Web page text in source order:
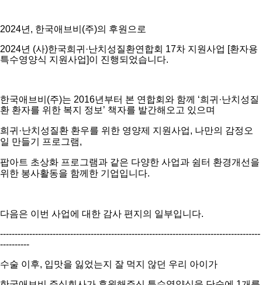
2024년, 한국애브비(주)의 후원으로
2024년 (사)한국희귀 ·난치성질환연합회 17차 지원사업 [환자용
특수영양식 지원사업]이 진행되었습니다.
한국애브비 (주)는 2016년부터 본 연합회와 함께 ‘희귀 ·난치성질
환 환자를 위한 복지 정보 ’ 책자를 발간해오고 있으며
희귀 ·난치성질환 환우를 위한 영양제 지원사업, 나만의 감정오
일 만들기 프로그램,
팝아트 초상화 프로그램과 같은 다양한 사업과 쉼터 환경개선을
위한 봉사활동을 함께한 기업입니다.
다음은 이번 사업에 대한 감사 편지의 일부입니다.
-----------------------------------------------------------------------------------------
----------
수술 이후, 입맛을 잃었는지 잘 먹지 않던 우리 아이가